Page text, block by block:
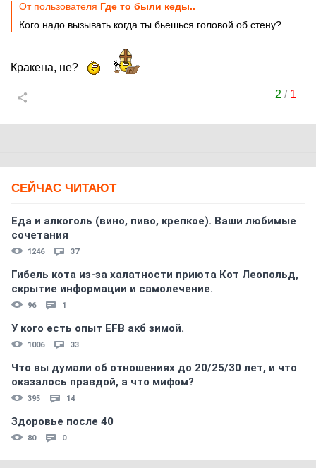
От пользователя Где то были кеды..
Кого надо вызывать когда ты бьешься головой об стену?
Кракена, не?
2 / 1
СЕЙЧАС ЧИТАЮТ
Еда и алкоголь (вино, пиво, крепкое). Ваши любимые
сочетания
1246 37
Гибель кота из-за халатности приюта Кот Леопольд,
скрытиe информации и самолечение.
96 1
У кого есть опыт EFB акб зимой.
1006 33
Что вы думали об отношениях до 20/25/30 лет, и что
оказалось правдой, а что мифом?
395 14
Здоровье после 40
80 0